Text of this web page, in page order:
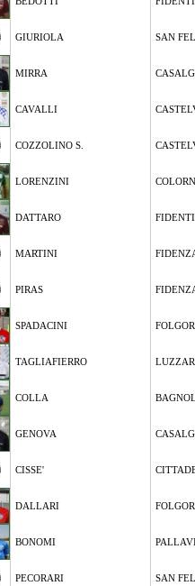
GIURIOLA SAN
MIRRA
CAVALLI
COZZOLINO S.
LORENZINI
DATTARO
MARTINI
PIRAS
SPADACINI
TAGLIAFIERRO
COLLA
GENOVA
CISSE'
DALLARI
BONOMI
PECORARI SAN